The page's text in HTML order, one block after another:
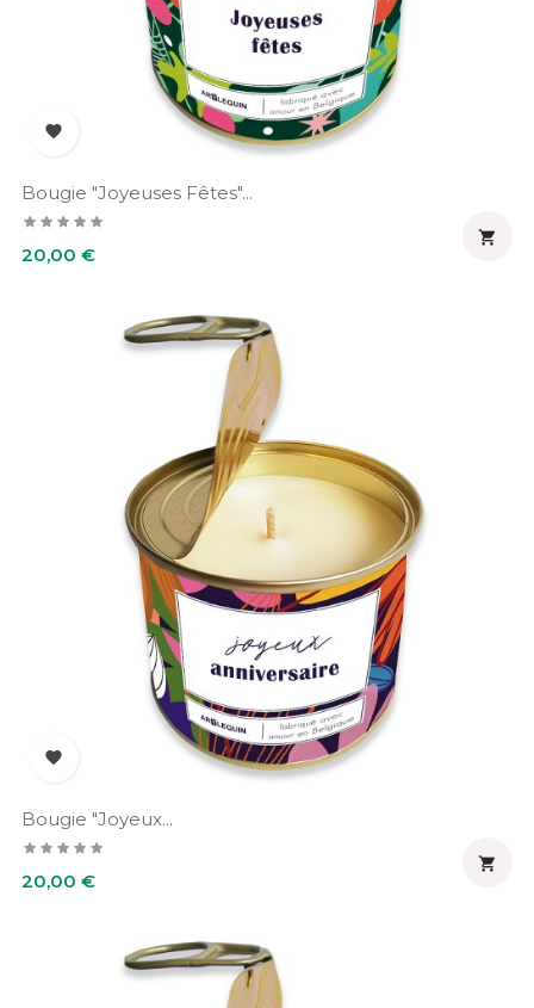

Bougie "Joyeuses Fêtes"...
Prix
20,00 €


Bougie "Joyeux...
Prix
20,00 €
